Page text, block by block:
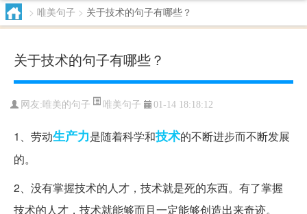
> 唯美句子 > 关于技术的句子有哪些？
关于技术的句子有哪些？
网友: 唯美的句子 唯美句子 01-14 18:18:12
1、劳动生产力是随着科学和技术的不断进步而不断发展
的。
2、没有掌握技术的人才，技术就是死的东西。有了掌握
技术的人才，技术就能够而且一定能够创造出来奇迹。